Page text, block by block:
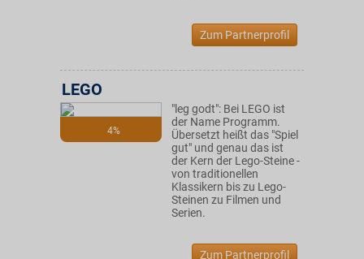
Zum Partnerprofil
4%
LEGO
"leg godt": Bei LEGO ist
der Name Programm.
Übersetzt heißt das "Spiel
gut" und genau das ist
der Kern der Lego-Steine -
von traditionellen
Klassikern bis zu Lego-
Steinen zu Filmen und
Serien.
Zum Partnerprofil